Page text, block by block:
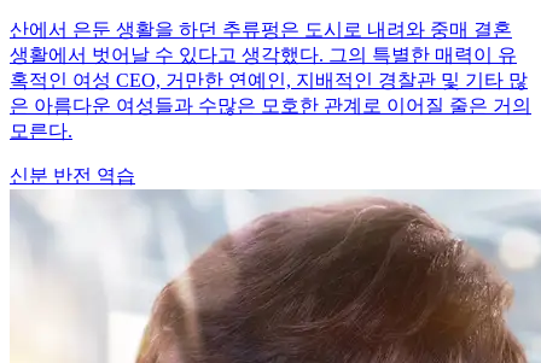
산에서 은둔 생활을 하던 추류펑은 도시로 내려와 중매 결혼
생활에서 벗어날 수 있다고 생각했다. 그의 특별한 매력이 유
혹적인 여성 CEO, 거만한 연예인, 지배적인 경찰관 및 기타 많
은 아름다운 여성들과 수많은 모호한 관계로 이어질 줄은 거의
모른다.
신분 반전 역습